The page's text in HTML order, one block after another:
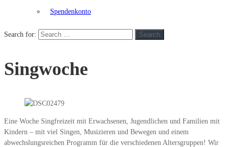
Spendenkonto
Search for: Search
Singwoche
Eine Woche Singfreizeit mit Erwachsenen, Jugendlichen und Familien mit
Kindern – mit viel Singen, Musizieren und Bewegen und einem
abwechslungsreichen Programm für die verschiedenen Altersgruppen! Wir